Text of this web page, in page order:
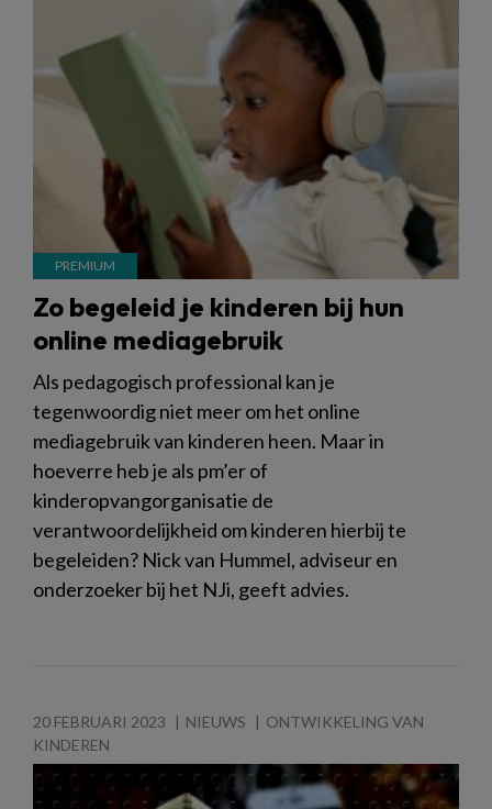
Zo begeleid je kinderen bij hun
online mediagebruik
Als pedagogisch professional kan je
tegenwoordig niet meer om het online
mediagebruik van kinderen heen. Maar in
hoeverre heb je als pm’er of
kinderopvangorganisatie de
verantwoordelijkheid om kinderen hierbij te
begeleiden? Nick van Hummel, adviseur en
onderzoeker bij het NJi, geeft advies.
20 FEBRUARI 2023 NIEUWS
ONTWIKKELING VAN
KINDEREN